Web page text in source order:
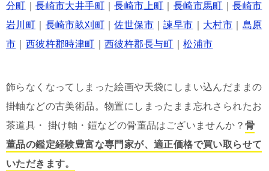
分町
｜長崎市大井手町 ｜長崎市上町 長崎市馬町 ｜長崎市
岩川町
長崎市畝刈町 ｜佐世保市 ｜諫早市 大村市
島原
市
西彼杵郡時津町 西彼杵郡長与町 ｜松浦市
飾らなくなってしまった絵画や天袋にしまい込んだままの
掛軸などの古美術品。物置にしまったまま忘れさられたお
茶道具・ 掛け軸・鎧などの骨董品はございませんか？ 骨
董品の鑑定経験豊富な専門家が、適正価格で買い取らせて
いただきます。